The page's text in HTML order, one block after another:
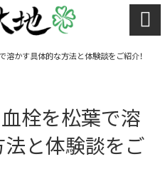

溶かす具体的な方法と体験談をご紹介！
栓を松葉で溶
と体験談をご